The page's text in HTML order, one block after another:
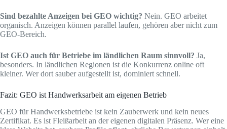
Sind bezahlte Anzeigen bei GEO wichtig? Nein. GEO arbeitet
organisch. Anzeigen können parallel laufen, gehören aber nicht zum
GEO-Bereich.
Ist GEO auch für Betriebe im ländlichen Raum sinnvoll? Ja,
besonders. In ländlichen Regionen ist die Konkurrenz online oft
kleiner. Wer dort sauber aufgestellt ist, dominiert schnell.
Fazit: GEO ist Handwerksarbeit am eigenen Betrieb
GEO für Handwerksbetriebe ist kein Zauberwerk und kein neues
Zertifikat. Es ist Fleißarbeit an der eigenen digitalen Präsenz. Wer eine